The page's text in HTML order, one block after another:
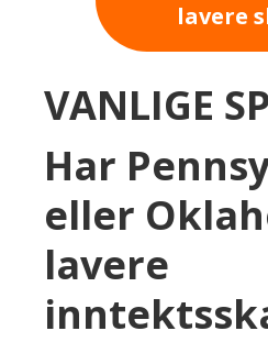
lavere
VANLIGE
Har
eller
lavere